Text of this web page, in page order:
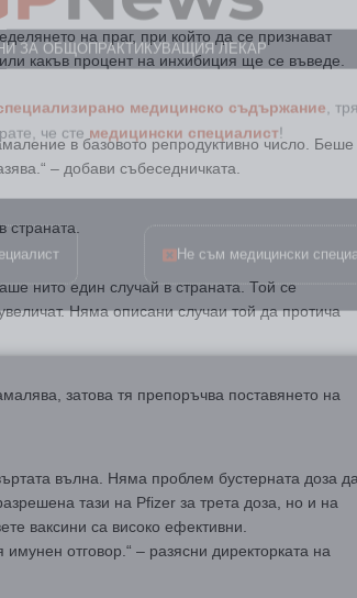
на праг, при който да се признават
какъв процент на инхибиция ще се въведе.
в базовото репродуктивно число. Беше
– добави събеседничката.
нито един случай в страната. Той се
Няма описани случаи той да протича
затова тя препоръчва поставянето на
вълна. Няма проблем бустерната доза
тази на Pfizer за трета доза, но и на
ваксини са високо ефективни.
отговор.“ – разясни директорката на
ЗА ОБЩОПРАКТИКУВАЩИЯ ЛЕКАР
медицинско съдържание,
че сте